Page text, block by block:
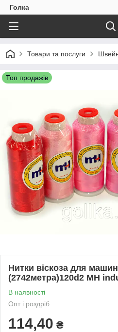
Голка
Товари та послуги
Топ продажів
Нитки віскоза для
(2742метра)120d2 MH
В наявності
Опт і роздріб
114,40 ₴